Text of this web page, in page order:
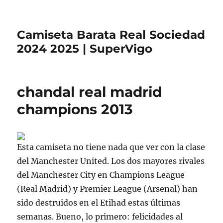
Camiseta Barata Real Sociedad
2024 2025 | SuperVigo
chandal real madrid
champions 2013
Esta camiseta no tiene nada que ver con la clase
del Manchester United. Los dos mayores rivales
del Manchester City en Champions League
(Real Madrid) y Premier League (Arsenal) han
sido destruidos en el Etihad estas últimas
semanas. Bueno, lo primero: felicidades al